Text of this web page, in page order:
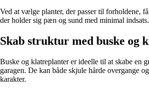
Ved at vælge planter, der passer til forholdene,
der holder sig pæn og sund med minimal indsats.
Skab struktur med buske og
Buske og klatreplanter er ideelle til at skabe en
garagen. De kan både skjule hårde overgange
karakter.